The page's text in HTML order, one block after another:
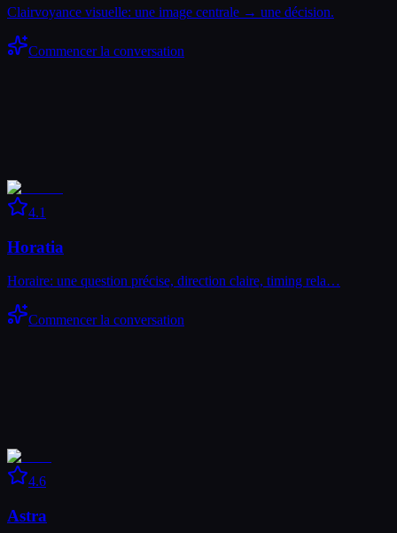
Clairvoyance visuelle: une image centrale → une décision.
Commencer la conversation
4.1
Horatia
Horaire: une question précise, direction claire, timing rela…
Commencer la conversation
4.6
Astra